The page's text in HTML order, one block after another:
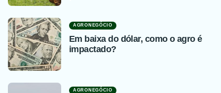
AGRONEGÓCIO
Em baixa do dólar, como o agro é
impactado?
AGRONEGÓCIO